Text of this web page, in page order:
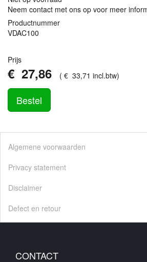
Neem contact met ons op voor meer
Productnummer
VDAC100
Prijs
€ 27,86 ( € 33,71 incl.btw)
Bestel
Algemene voorwaarden
Privacy statement
Disclaimer
Defect en retour
CONTACT